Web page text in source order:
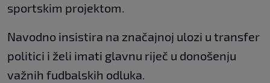
sportskim projektom.
Navodno insistira na značajnoj ulozi u transfer
politici i želi imati glavnu riječ u donošenju
važnih fudbalskih odluka.